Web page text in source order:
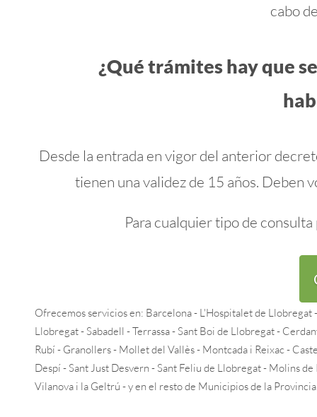
cabo
¿Qué trámites hay que
Desde la entrada en vigor del anterior
tienen una validez de 15 años. Deben
Para cualquier tipo de
Ofrecemos servicios en: Barcelona - L'Hospitalet de Llobregat
Llobregat - Sabadell - Terrassa - Sant Boi de Llobregat -
Rubí - Granollers - Mollet del Vallès - Montcada i Reixac -
Despí - Sant Just Desvern - Sant Feliu de Llobregat - Molins
Vilanova i la Geltrú - y en el resto de Municipios de la